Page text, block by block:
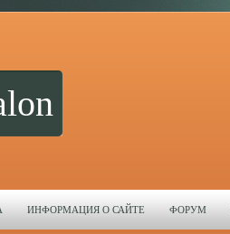
ИНФОРМАЦИЯ О САЙТЕ ФОРУМ